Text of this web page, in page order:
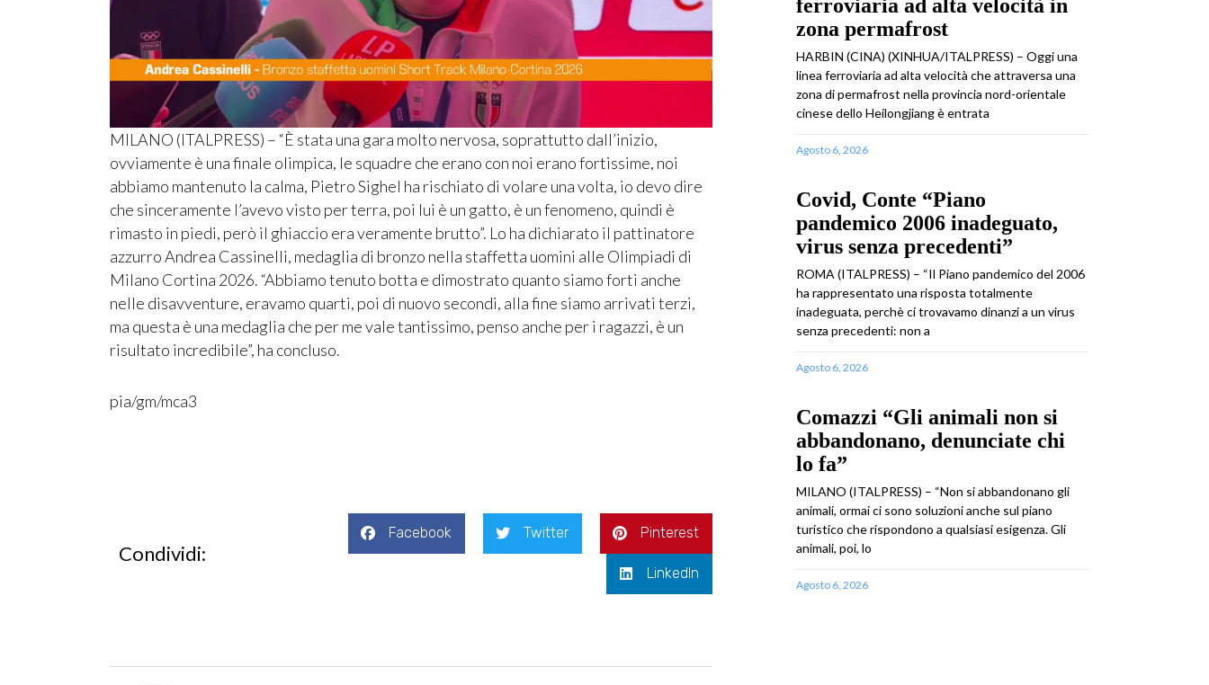
MILANO (ITALPRESS) – “È stata una gara molto nervosa, soprattutto dall’inizio,
ovviamente è una finale olimpica, le squadre che erano con noi erano fortissime, noi
abbiamo mantenuto la calma, Pietro Sighel ha rischiato di volare una volta, io devo dire
che sinceramente l’avevo visto per terra, poi lui è un gatto, è un fenomeno, quindi è
rimasto in piedi, però il ghiaccio era veramente brutto”. Lo ha dichiarato il pattinatore
azzurro Andrea Cassinelli, medaglia di bronzo nella staffetta uomini alle Olimpiadi di
Milano Cortina 2026. “Abbiamo tenuto botta e dimostrato quanto siamo forti anche
nelle disavventure, eravamo quarti, poi di nuovo secondi, alla fine siamo arrivati terzi,
ma questa è una medaglia che per me vale tantissimo, penso anche per i ragazzi, è un
risultato incredibile”, ha concluso.
pia/gm/mca3
Condividi:
Facebook Twitter Pinterest
LinkedIn
ferroviaria ad alta velocità in
zona permafrost
HARBIN (CINA) (XINHUA/ITALPRESS) – Oggi una
linea ferroviaria ad alta velocità che attraversa una
zona di permafrost nella provincia nord-orientale
cinese dello Heilongjiang è entrata
Agosto 6, 2026
Covid, Conte “Piano
pandemico 2006 inadeguato,
virus senza precedenti”
ROMA (ITALPRESS) – “Il Piano pandemico del 2006
ha rappresentato una risposta totalmente
inadeguata, perchè ci trovavamo dinanzi a un virus
senza precedenti: non a
Agosto 6, 2026
Comazzi “Gli animali non si
abbandonano, denunciate chi
lo fa”
MILANO (ITALPRESS) – “Non si abbandonano gli
animali, ormai ci sono soluzioni anche sul piano
turistico che rispondono a qualsiasi esigenza. Gli
animali, poi, lo
Agosto 6, 2026